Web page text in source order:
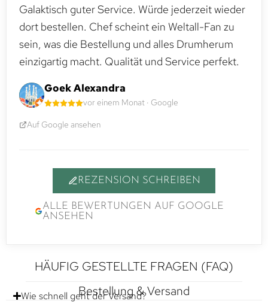
Galaktisch guter Service. Würde jederzeit wieder
dort bestellen. Chef scheint ein Weltall-Fan zu
sein, was die Bestellung und alles Drumherum
einzigartig macht. Qualität und Service perfekt.
Goek Alexandra
vor einem Monat · Google
Auf Google ansehen
REZENSION SCHREIBEN
ALLE BEWERTUNGEN AUF GOOGLE
ANSEHEN
HÄUFIG GESTELLTE FRAGEN (FAQ)
Bestellung & Versand
Wie schnell geht der Versand?